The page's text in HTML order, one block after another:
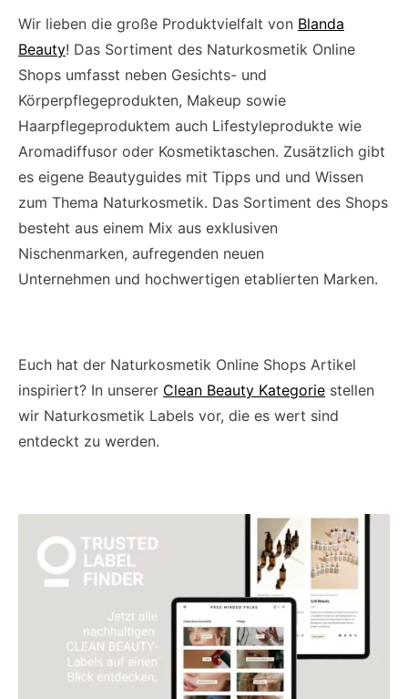
Wir lieben die große Produktvielfalt von Blanda
Beauty! Das Sortiment des Naturkosmetik Online
Shops umfasst neben Gesichts- und
Körperpflegeprodukten, Makeup sowie
Haarpflegeproduktem auch Lifestyleprodukte wie
Aromadiffusor oder Kosmetiktaschen. Zusätzlich gibt
es eigene Beautyguides mit Tipps und und Wissen
zum Thema Naturkosmetik. Das Sortiment des Shops
besteht aus einem Mix aus exklusiven
Nischenmarken, aufregenden neuen
Unternehmen und hochwertigen etablierten Marken.
Euch hat der Naturkosmetik Online Shops Artikel
inspiriert? In unserer Clean Beauty Kategorie stellen
wir Naturkosmetik Labels vor, die es wert sind
entdeckt zu werden.